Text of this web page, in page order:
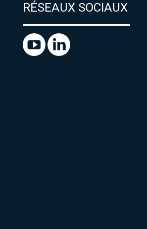
RÉSEAUX SOCIAUX